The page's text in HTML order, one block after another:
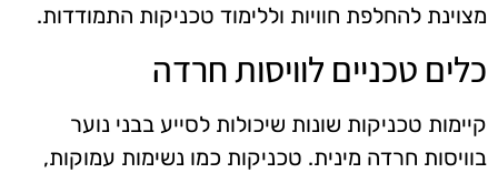
מצוינת להחלפת חוויות וללימוד טכניקות התמודדות.
כלים טכניים לוויסות חרדה
קיימות טכניקות שונות שיכולות לסייע בבני נוער
בוויסות חרדה מינית. טכניקות כמו נשימות עמוקות,